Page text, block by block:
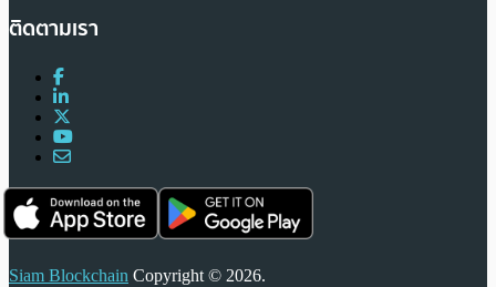
ติดตามเรา
Siam Blockchain Copyright © 2026.